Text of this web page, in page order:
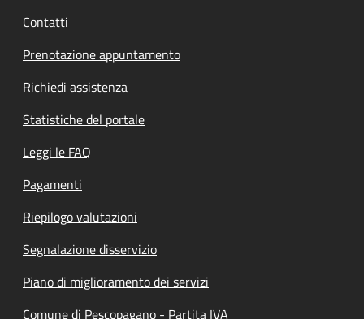
Contatti
Prenotazione appuntamento
Richiedi assistenza
Statistiche del portale
Leggi le FAQ
Pagamenti
Riepilogo valutazioni
Segnalazione disservizio
Piano di miglioramento dei servizi
Comune di Pescopagano - Partita IVA